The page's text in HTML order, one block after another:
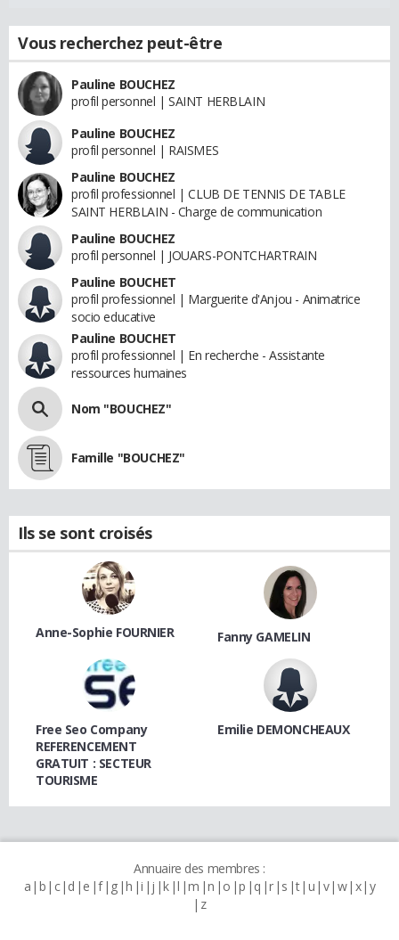
Vous recherchez peut-être
Pauline BOUCHEZ
profil personnel | SAINT HERBLAIN
Pauline BOUCHEZ
profil personnel | RAISMES
Pauline BOUCHEZ
profil professionnel | CLUB DE TENNIS DE TABLE
SAINT HERBLAIN - Charge de communication
Pauline BOUCHEZ
profil personnel | JOUARS-PONTCHARTRAIN
Pauline BOUCHET
profil professionnel | Marguerite d'Anjou - Animatrice
socio educative
Pauline BOUCHET
profil professionnel | En recherche - Assistante
ressources humaines
Nom "BOUCHEZ"
Famille "BOUCHEZ"
Ils se sont croisés
Anne-Sophie FOURNIER Fanny GAMELIN
Free Seo Company
REFERENCEMENT
GRATUIT : SECTEUR
TOURISME
Emilie DEMONCHEAUX
Annuaire des membres :
a b c d e f g h i j k l m n o p q r s t u v w x y
z